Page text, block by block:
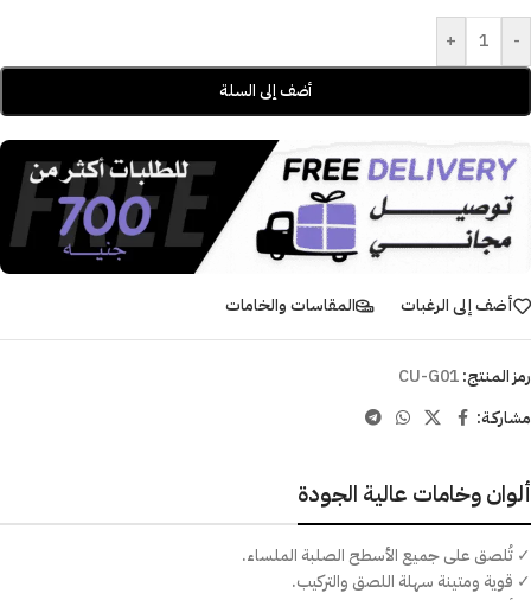
-
+
أضف إلى السلة
أضف إلى الرغبات المقاسات والخامات
رمز المنتج:CU-G01
مشاركـة:
ألوان وخامات عالية الجودة
✓ تُلصق على جميع الأسطح الصلبة الملساء.
✓ قوية ومتينة سهلة اللصق والتركيب.